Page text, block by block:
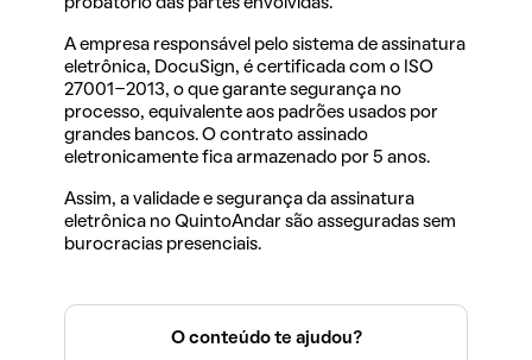
probatório das partes envolvidas.
A empresa responsável pelo sistema de assinatura
eletrônica, DocuSign, é certificada com o ISO
27001-2013, o que garante segurança no
processo, equivalente aos padrões usados por
grandes bancos. O contrato assinado
eletronicamente fica armazenado por 5 anos.
Assim, a validade e segurança da assinatura
eletrônica no QuintoAndar são asseguradas sem
burocracias presenciais.
O conteúdo te ajudou?